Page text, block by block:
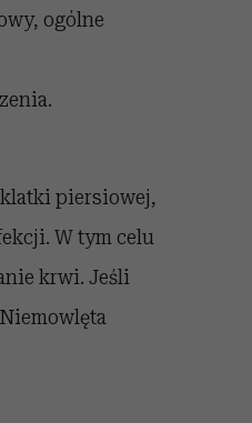
ogólne
piersiowej,
W tym celu
krwi. Jeśli